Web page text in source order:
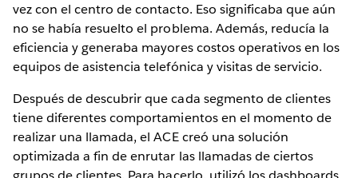
vez con el centro de contacto. Eso significaba que aún
no se había resuelto el problema. Además, reducía la
eficiencia y generaba mayores costos operativos en los
equipos de asistencia telefónica y visitas de servicio.
Después de descubrir que cada segmento de clientes
tiene diferentes comportamientos en el momento de
realizar una llamada, el ACE creó una solución
optimizada a fin de enrutar las llamadas de ciertos